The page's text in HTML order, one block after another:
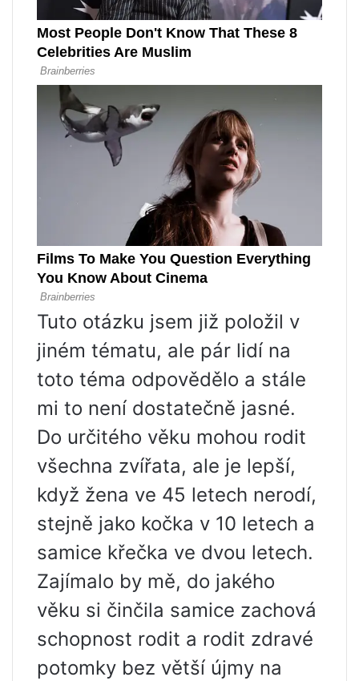
Tuto otázku jsem již položil v
jiném tématu, ale pár lidí na
toto téma odpovědělo a stále
mi to není dostatečně jasné.
Do určitého věku mohou rodit
všechna zvířata, ale je lepší,
když žena ve 45 letech nerodí,
stejně jako kočka v 10 letech a
samice křečka ve dvou letech.
Zajímalo by mě, do jakého
věku si činčila samice zachová
schopnost rodit a rodit zdravé
potomky bez větší újmy na